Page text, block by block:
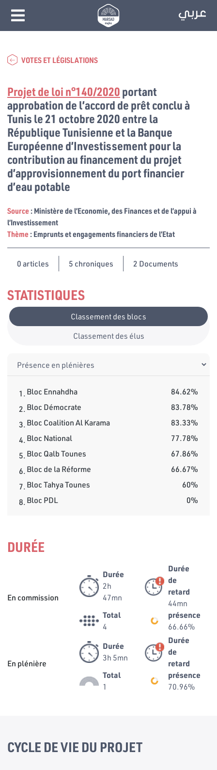
VOTES ET LÉGISLATIONS
STATISTIQUES
Classement des blocs
Classement des élus
1.Bloc Ennahdha
84.62%
2.Bloc Démocrate
83.78%
3.Bloc Coalition Al Karama
83.33%
4.Bloc National
77.78%
5.Bloc Qalb Tounes
67.86%
6.Bloc de la Réforme
66.67%
7.Bloc Tahya Tounes
60%
8.Bloc PDL 0%
Projet de loi n°140/2020portant
approbation de l’accord de prêt conclu à
Tunis le 21 octobre 2020 entre la
République Tunisienne et la Banque
Européenne d’Investissement pour la
contribution au financement du projet
d’approvisionnement du port financier
d’eau potable
Source: Ministère de l’Economie, des Finances et de l’appui à
l’Investissement
Thème: Emprunts et engagements financiers de l’Etat
0articles 5 chroniques 2 Documents
DURÉE
En commission
Durée
2h
47mn
Durée
de
retard
44mn
Total
4
présence
66.66%
En plénière
Durée
3h 5mn
Durée
de
retard
Total
1
présence
70.96%
CYCLE DE VIE DU PROJET